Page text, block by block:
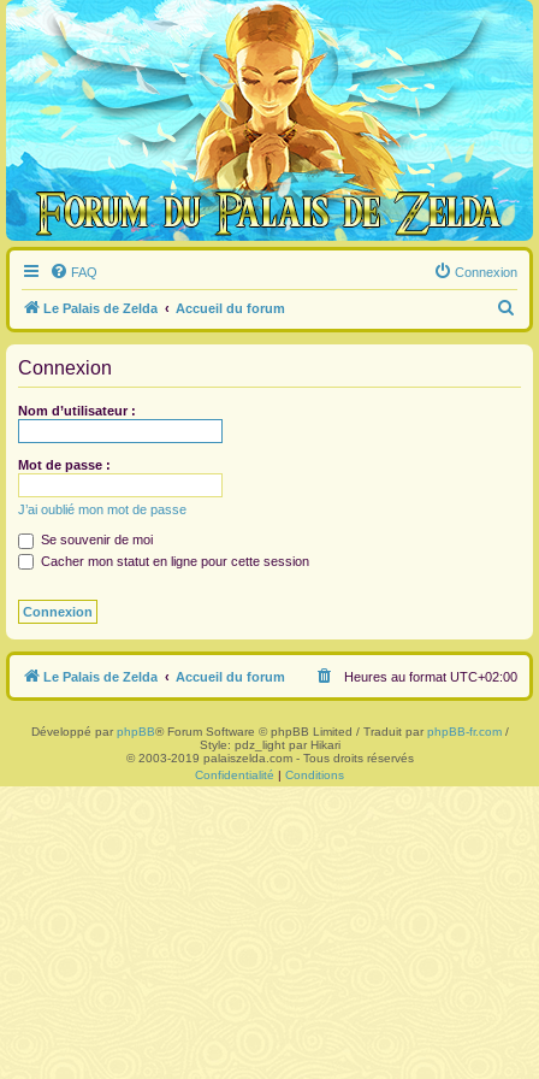
FAQ Connexion
Le Palais de Zelda Accueil du forum
e
Connexion
Nom d’utilisateur :
Mot de passe :
J’ai oublié mon mot de passe
Se souvenir de moi
Cacher mon statut en ligne pour cette session
Le Palais de Zelda Accueil du forum Heures au format UTC+02:00
Développé par phpBB® Forum Software © phpBB Limited / Traduit par phpBB-fr.com/
Style: pdz_light par Hikari
© 2003-2019 palaiszelda.com - Tous droits réservés
Confidentialité | Conditions